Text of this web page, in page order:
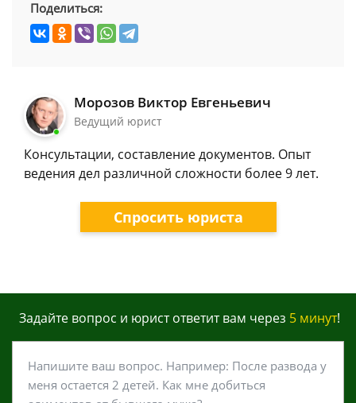
Поделиться:
Морозов Виктор Евгеньевич
Ведущий юрист
Консультации, составление документов. Опыт
ведения дел различной сложности более 9 лет.
Спросить юриста
Задайте вопрос и юрист ответит вам через 5 минут!